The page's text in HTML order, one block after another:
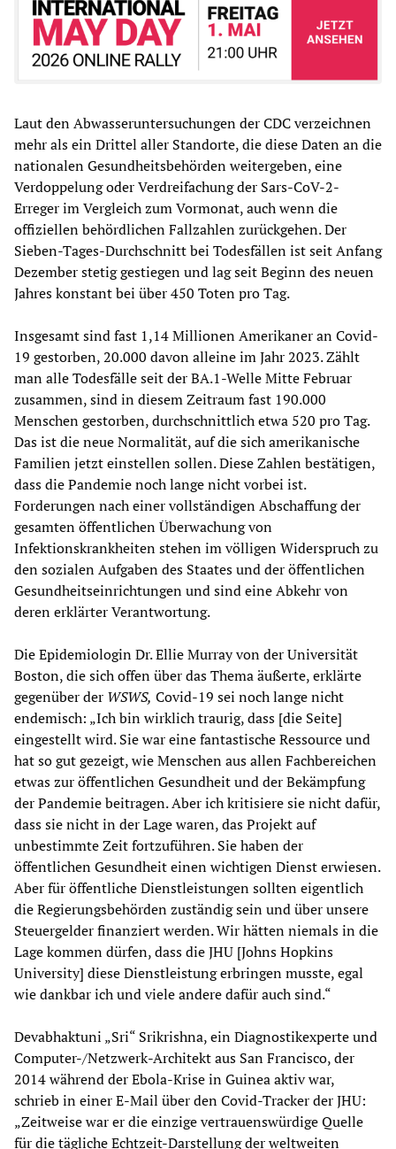
Laut den Abwasseruntersuchungen der CDC verzeichnen
mehr als ein Drittel aller Standorte, die diese Daten an die
nationalen Gesundheitsbehörden weitergeben, eine
Verdoppelung oder Verdreifachung der Sars-CoV-2-
Erreger im Vergleich zum Vormonat, auch wenn die
offiziellen behördlichen Fallzahlen zurückgehen. Der
Sieben-Tages-Durchschnitt bei Todesfällen ist seit Anfang
Dezember stetig gestiegen und lag seit Beginn des neuen
Jahres konstant bei über 450 Toten pro Tag.
Insgesamt sind fast 1,14 Millionen Amerikaner an Covid-
19 gestorben, 20.000 davon alleine im Jahr 2023. Zählt
man alle Todesfälle seit der BA.1-Welle Mitte Februar
zusammen, sind in diesem Zeitraum fast 190.000
Menschen gestorben, durchschnittlich etwa 520 pro Tag.
Das ist die neue Normalität, auf die sich amerikanische
Familien jetzt einstellen sollen. Diese Zahlen bestätigen,
dass die Pandemie noch lange nicht vorbei ist.
Forderungen nach einer vollständigen Abschaffung der
gesamten öffentlichen Überwachung von
Infektionskrankheiten stehen im völligen Widerspruch zu
den sozialen Aufgaben des Staates und der öffentlichen
Gesundheitseinrichtungen und sind eine Abkehr von
deren erklärter Verantwortung.
Die Epidemiologin Dr. Ellie Murray von der Universität
Boston, die sich offen über das Thema äußerte, erklärte
gegenüber der WSWS, Covid-19 sei noch lange nicht
endemisch: „Ich bin wirklich traurig, dass [die Seite]
eingestellt wird. Sie war eine fantastische Ressource und
hat so gut gezeigt, wie Menschen aus allen Fachbereichen
etwas zur öffentlichen Gesundheit und der Bekämpfung
der Pandemie beitragen. Aber ich kritisiere sie nicht dafür,
dass sie nicht in der Lage waren, das Projekt auf
unbestimmte Zeit fortzuführen. Sie haben der
öffentlichen Gesundheit einen wichtigen Dienst erwiesen.
Aber für öffentliche Dienstleistungen sollten eigentlich
die Regierungsbehörden zuständig sein und über unsere
Steuergelder finanziert werden. Wir hätten niemals in die
Lage kommen dürfen, dass die JHU [Johns Hopkins
University] diese Dienstleistung erbringen musste, egal
wie dankbar ich und viele andere dafür auch sind.“
Devabhaktuni „Sri“ Srikrishna, ein Diagnostikexperte und
Computer-/Netzwerk-Architekt aus San Francisco, der
2014 während der Ebola-Krise in Guinea aktiv war,
schrieb in einer E-Mail über den Covid-Tracker der JHU:
„Zeitweise war er die einzige vertrauenswürdige Quelle
für die tägliche Echtzeit-Darstellung der weltweiten